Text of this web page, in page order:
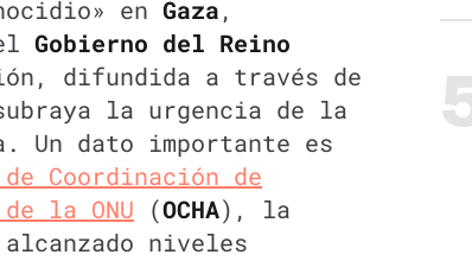
en Gaza,
Gobierno del Reino
difundida a través de
la urgencia de la
Un dato importante es
Coordinación de
la ONU (OCHA), la
alcanzado niveles